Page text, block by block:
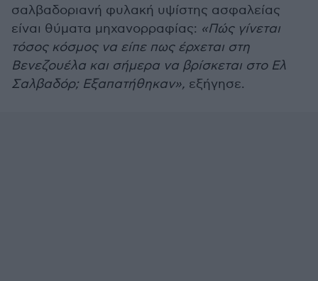
σαλβαδοριανή φυλακή υψίστης ασφαλείας
είναι θύματα μηχανορραφίας: «Πώς γίνεται
τόσος κόσμος να είπε πως έρχεται στη
Βενεζουέλα και σήμερα να βρίσκεται στο Ελ
Σαλβαδόρ; Εξαπατήθηκαν», εξήγησε.